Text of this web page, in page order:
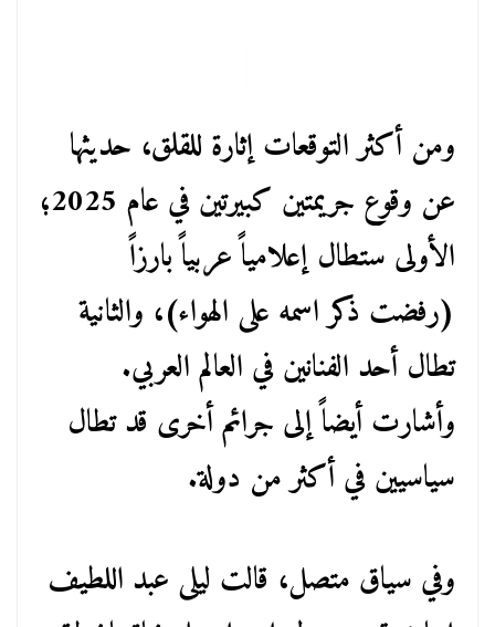
ومن أكثر التوقعات إثارة للقلق، حديثها
عن وقوع جريمتين كبيرتين في عام 2025؛
الأولى ستطال إعلامياً عربياً بارزاً
(رفضت ذكر اسمه على الهواء)، والثانية
تطال أحد الفنانين في العالم العربي.
وأشارت أيضاً إلى جرائم أخرى قد تطال
سياسيين في أكثر من دولة.
وفي سياق متصل، قالت ليلى عبد اللطيف